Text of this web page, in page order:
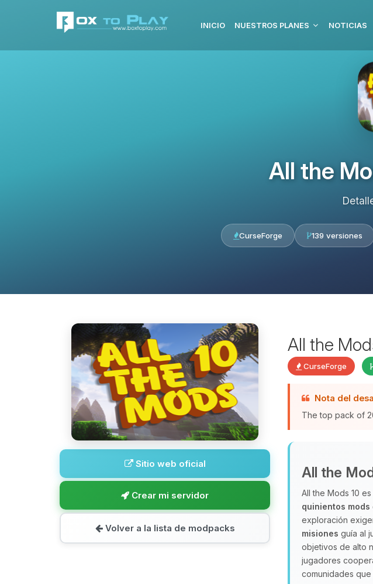
INICIO NUESTROS PLANES NOTICIAS
All the
CurseForge 139 versiones
Sitio web oficial
Crear mi servidor
Volver a la lista de modpacks
All the
CurseForge
Nota del
The top pack of
All the
All the Mods 10
quinientos mods
exploración
misiones guía al
objetivos de alto
jugadores
comunidades